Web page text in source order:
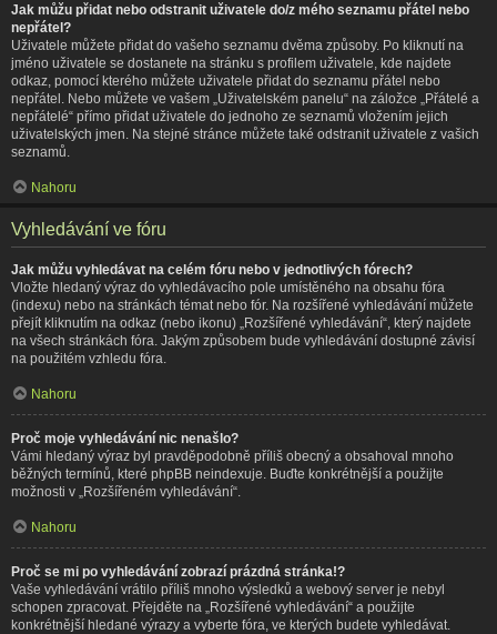
Jak můžu přidat nebo odstranit uživatele do/z mého seznamu přátel nebo
nepřátel?
Uživatele můžete přidat do vašeho seznamu dvěma způsoby. Po kliknutí na
jméno uživatele se dostanete na stránku s profilem uživatele, kde najdete
odkaz, pomocí kterého můžete uživatele přidat do seznamu přátel nebo
nepřátel. Nebo můžete ve vašem „Uživatelském panelu“ na záložce „Přátelé a
nepřátelé“ přímo přidat uživatele do jednoho ze seznamů vložením jejich
uživatelských jmen. Na stejné stránce můžete také odstranit uživatele z vašich
seznamů.
Nahoru
Vyhledávání ve fóru
Jak můžu vyhledávat na celém fóru nebo v jednotlivých fórech?
Vložte hledaný výraz do vyhledávacího pole umístěného na obsahu fóra
(indexu) nebo na stránkách témat nebo fór. Na rozšířené vyhledávání můžete
přejít kliknutím na odkaz (nebo ikonu) „Rozšířené vyhledávání“, který najdete
na všech stránkách fóra. Jakým způsobem bude vyhledávání dostupné závisí
na použitém vzhledu fóra.
Nahoru
Proč moje vyhledávání nic nenašlo?
Vámi hledaný výraz byl pravděpodobně příliš obecný a obsahoval mnoho
běžných termínů, které phpBB neindexuje. Buďte konkrétnější a použijte
možnosti v „Rozšířeném vyhledávání“.
Nahoru
Proč se mi po vyhledávání zobrazí prázdná stránka!?
Vaše vyhledávání vrátilo příliš mnoho výsledků a webový server je nebyl
schopen zpracovat. Přejděte na „Rozšířené vyhledávání“ a použijte
konkrétnější hledané výrazy a vyberte fóra, ve kterých budete vyhledávat.